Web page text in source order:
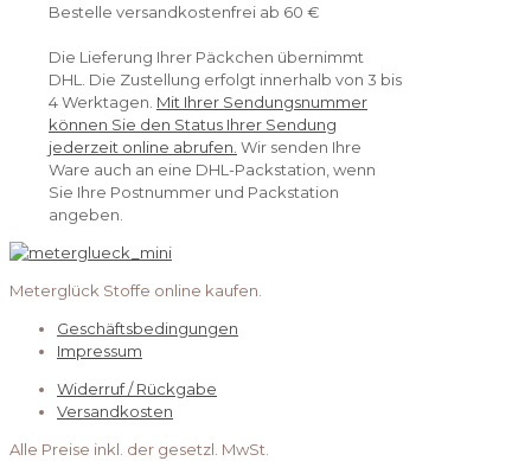
Bestelle versandkostenfrei ab 60 €
Die Lieferung Ihrer Päckchen übernimmt
DHL. Die Zustellung erfolgt innerhalb von 3 bis
4 Werktagen. Mit Ihrer Sendungsnummer
können Sie den Status Ihrer Sendung
jederzeit online abrufen. Wir senden Ihre
Ware auch an eine DHL-Packstation, wenn
Sie Ihre Postnummer und Packstation
angeben.
Meterglück Stoffe online kaufen.
Geschäftsbedingungen
Impressum
Widerruf / Rückgabe
Versandkosten
Alle Preise inkl. der gesetzl. MwSt.